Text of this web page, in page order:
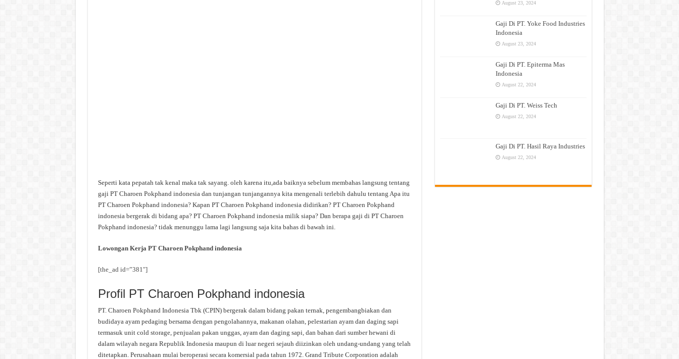
Seperti kata pepatah tak kenal maka tak sayang. oleh karena itu,ada baiknya sebelum membahas langsung tentang
gaji PT Charoen Pokphand indonesia dan tunjangan tunjangannya kita mengenali terlebih dahulu tentang Apa itu
PT Charoen Pokphand indonesia? Kapan PT Charoen Pokphand indonesia didirikan? PT Charoen Pokphand
indonesia bergerak di bidang apa? PT Charoen Pokphand indonesia milik siapa? Dan berapa gaji di PT Charoen
Pokphand indonesia? tidak menunggu lama lagi langsung saja kita bahas di bawah ini.
Lowongan Kerja PT Charoen Pokphand indonesia
[the_ad id=”381″]
Profil PT Charoen Pokphand indonesia
PT. Charoen Pokphand Indonesia Tbk (CPIN) bergerak dalam bidang pakan ternak, pengembangbiakan dan
budidaya ayam pedaging bersama dengan pengolahannya, makanan olahan, pelestarian ayam dan daging sapi
termasuk unit cold storage, penjualan pakan unggas, ayam dan daging sapi, dan bahan dari sumber hewani di
dalam wilayah negara Republik Indonesia maupun di luar negeri sejauh diizinkan oleh undang-undang yang telah
ditetapkan. Perusahaan mulai beroperasi secara komersial pada tahun 1972. Grand Tribute Corporation adalah
August 23, 2024
Gaji Di PT. Yoke Food Industries
Indonesia
August 23, 2024
Gaji Di PT. Epiterma Mas
Indonesia
August 22, 2024
Gaji Di PT. Weiss Tech
August 22, 2024
Gaji Di PT. Hasil Raya Industries
August 22, 2024